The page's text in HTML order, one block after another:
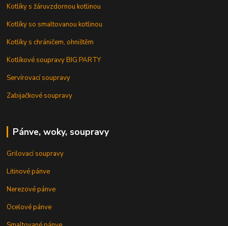
Kotlíky s žáruvzdornou kotlinou
Kotlíky so smaltovanou kotlinou
Kotlíky s chráničem, ohništěm
Kotlíkové soupravy BIG PARTY
Servírovací soupravy
Zabijačkové soupravy
Pánve, woky, soupravy
Grilovací soupravy
Litinové pánve
Nerezové pánve
Ocelové pánve